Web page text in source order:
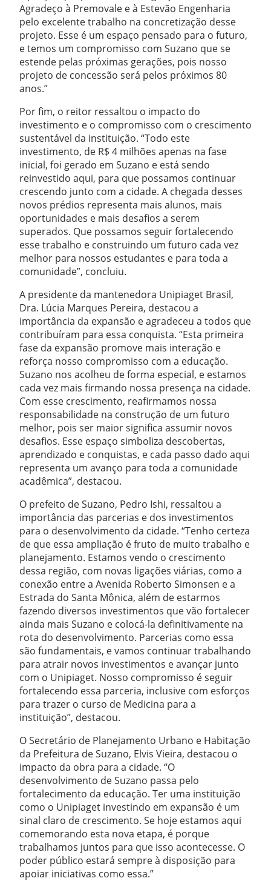
Agradeço à Premovale e à Estevão Engenharia
pelo excelente trabalho na concretização desse
projeto. Esse é um espaço pensado para o futuro,
e temos um compromisso com Suzano que se
estende pelas próximas gerações, pois nosso
projeto de concessão será pelos próximos 80
anos.”
Por fim, o reitor ressaltou o impacto do
investimento e o compromisso com o crescimento
sustentável da instituição. “Todo este
investimento, de R$ 4 milhões apenas na fase
inicial, foi gerado em Suzano e está sendo
reinvestido aqui, para que possamos continuar
crescendo junto com a cidade. A chegada desses
novos prédios representa mais alunos, mais
oportunidades e mais desafios a serem
superados. Que possamos seguir fortalecendo
esse trabalho e construindo um futuro cada vez
melhor para nossos estudantes e para toda a
comunidade”, concluiu.
A presidente da mantenedora Unipiaget Brasil,
Dra. Lúcia Marques Pereira, destacou a
importância da expansão e agradeceu a todos que
contribuíram para essa conquista. “Esta primeira
fase da expansão promove mais interação e
reforça nosso compromisso com a educação.
Suzano nos acolheu de forma especial, e estamos
cada vez mais firmando nossa presença na cidade.
Com esse crescimento, reafirmamos nossa
responsabilidade na construção de um futuro
melhor, pois ser maior significa assumir novos
desafios. Esse espaço simboliza descobertas,
aprendizado e conquistas, e cada passo dado aqui
representa um avanço para toda a comunidade
acadêmica”, destacou.
O prefeito de Suzano, Pedro Ishi, ressaltou a
importância das parcerias e dos investimentos
para o desenvolvimento da cidade. “Tenho certeza
de que essa ampliação é fruto de muito trabalho e
planejamento. Estamos vendo o crescimento
dessa região, com novas ligações viárias, como a
conexão entre a Avenida Roberto Simonsen e a
Estrada do Santa Mônica, além de estarmos
fazendo diversos investimentos que vão fortalecer
ainda mais Suzano e colocá-la definitivamente na
rota do desenvolvimento. Parcerias como essa
são fundamentais, e vamos continuar trabalhando
para atrair novos investimentos e avançar junto
com o Unipiaget. Nosso compromisso é seguir
fortalecendo essa parceria, inclusive com esforços
para trazer o curso de Medicina para a
instituição”, destacou.
O Secretário de Planejamento Urbano e Habitação
da Prefeitura de Suzano, Elvis Vieira, destacou o
impacto da obra para a cidade. “O
desenvolvimento de Suzano passa pelo
fortalecimento da educação. Ter uma instituição
como o Unipiaget investindo em expansão é um
sinal claro de crescimento. Se hoje estamos aqui
comemorando esta nova etapa, é porque
trabalhamos juntos para que isso acontecesse. O
poder público estará sempre à disposição para
apoiar iniciativas como essa.”